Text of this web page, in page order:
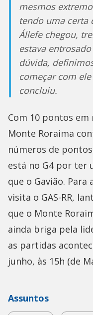
mesmos
tendo uma certa
Állefe chegou,
estava
dúvida,
começar com
concluiu.
Com 10 pontos em
Monte Roraima
números de
está no G4 por ter
que o Gavião. Para
visita o GAS-RR,
que o Monte
ainda briga pela
as partidas
junho, às 15h (de
Assuntos